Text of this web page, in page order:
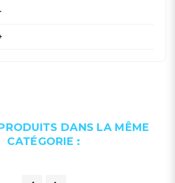
DANS LA MÊME
CATÉGORIE :